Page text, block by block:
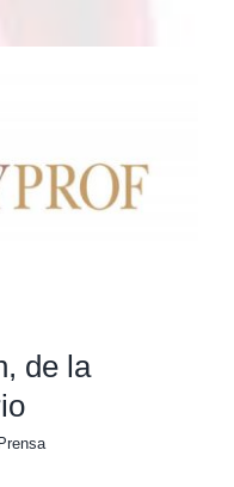
de la
Prensa